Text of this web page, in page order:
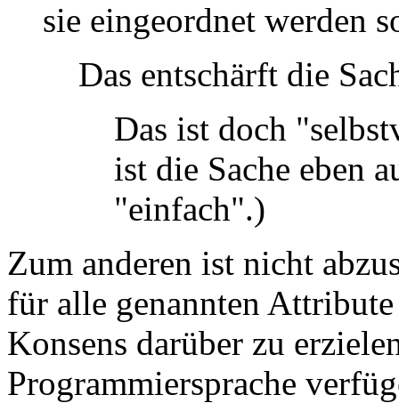
sie eingeordnet werden
Das entschärft die
Das ist doch
ist die Sache eben
"einfach".)
Zum anderen ist nicht
für alle genannten
Konsens darüber zu
Programmiersprache